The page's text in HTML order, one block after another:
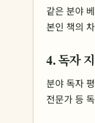
같은 분야
본인 책의
4. 독자
분야 독자
전문가 등